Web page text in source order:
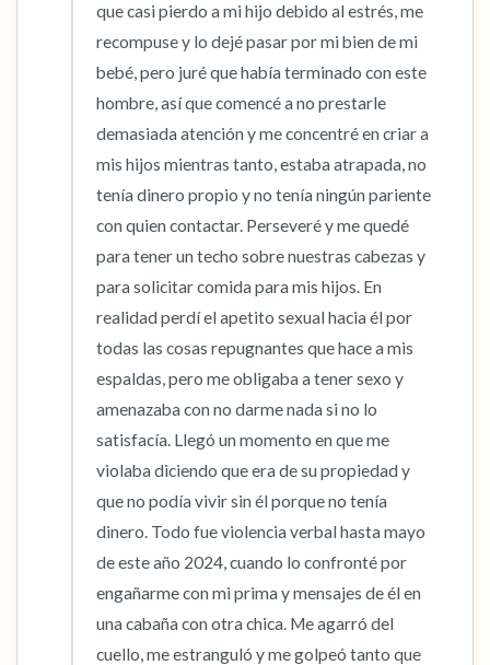
que casi pierdo a mi hijo debido al estrés, me
recompuse y lo dejé pasar por mi bien de mi
bebé, pero juré que había terminado con este
hombre, así que comencé a no prestarle
demasiada atención y me concentré en criar a
mis hijos mientras tanto, estaba atrapada, no
tenía dinero propio y no tenía ningún pariente
con quien contactar. Perseveré y me quedé
para tener un techo sobre nuestras cabezas y
para solicitar comida para mis hijos. En
realidad perdí el apetito sexual hacia él por
todas las cosas repugnantes que hace a mis
espaldas, pero me obligaba a tener sexo y
amenazaba con no darme nada si no lo
satisfacía. Llegó un momento en que me
violaba diciendo que era de su propiedad y
que no podía vivir sin él porque no tenía
dinero. Todo fue violencia verbal hasta mayo
de este año 2024, cuando lo confronté por
engañarme con mi prima y mensajes de él en
una cabaña con otra chica. Me agarró del
cuello, me estranguló y me golpeó tanto que